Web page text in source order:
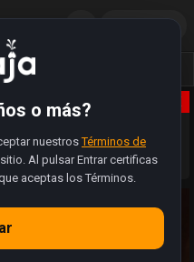
actualizó. Tiene muchas
a alguien cercano para
que estan rotos.
para restaurar la
o más?
nuestrosTérminos de
Al pulsar Entrar certificas
aceptas los Términos.